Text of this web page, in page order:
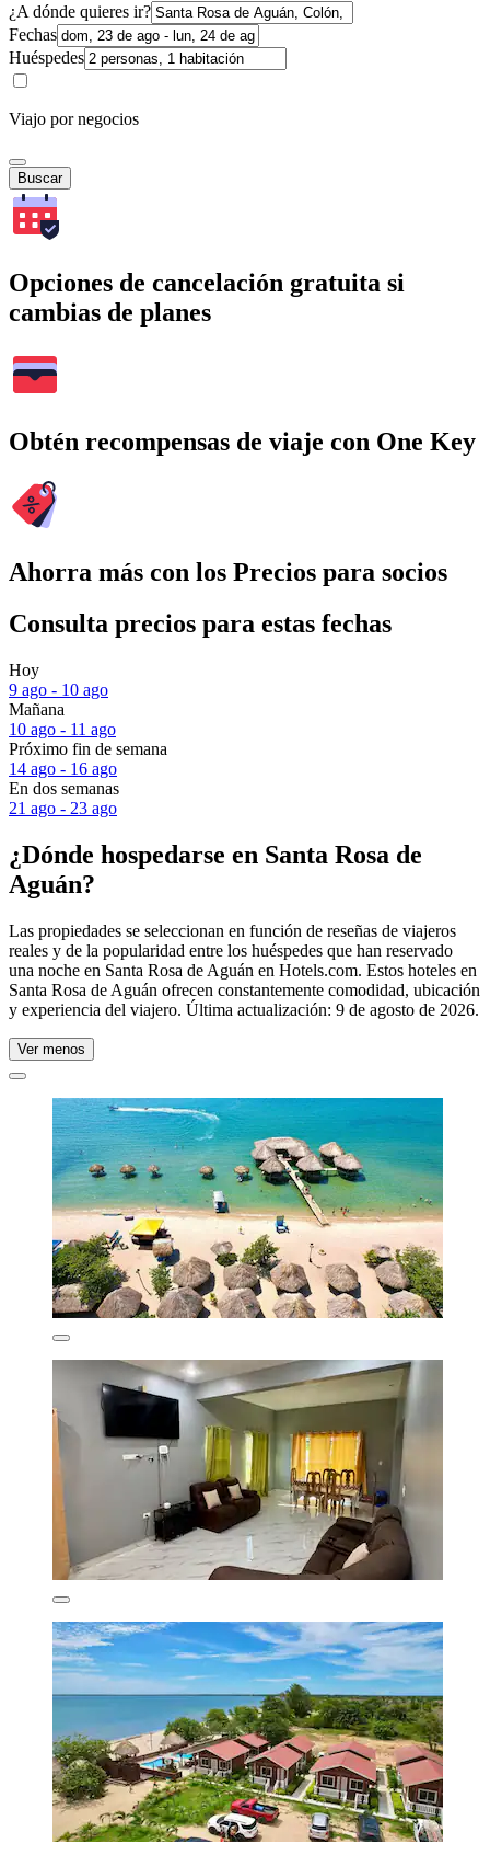
¿A dónde quieres ir?
Fechas
Huéspedes
Viajo por negocios
Buscar
Opciones de cancelación gratuita si
cambias de planes
Obtén recompensas de viaje con One Key
Ahorra más con los Precios para socios
Consulta precios para estas fechas
Hoy
9 ago - 10 ago
Mañana
10 ago - 11 ago
Próximo fin de semana
14 ago - 16 ago
En dos semanas
21 ago - 23 ago
¿Dónde hospedarse en Santa Rosa de
Aguán?
Las propiedades se seleccionan en función de reseñas de viajeros
reales y de la popularidad entre los huéspedes que han reservado
una noche en Santa Rosa de Aguán en Hotels.com. Estos hoteles en
Santa Rosa de Aguán ofrecen constantemente comodidad, ubicación
y experiencia del viajero. Última actualización: 9 de agosto de 2026.
Ver menos